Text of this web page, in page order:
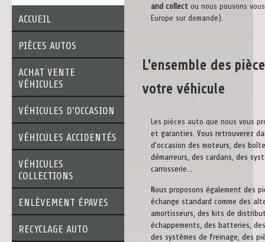
ACCUEIL
PIÈCES AUTOS
ACHAT VENTE
VÉHICULES
VÉHICULES D'OCCASION
VÉHICULES ACCIDENTÉS
VÉHICULES
COLLECTIONS
ENLÈVEMENT ÉPAVES
RECYCLAGE AUTO
and collect ou nous pouvons vous
Europe sur demande).
L'ensemble des
votre véhicule
Les pièces auto que nous vous
et garanties. Vous retrouverez
d’occasion des moteurs, des
démarreurs, des cardans, des
carrosserie…
Nous proposons également des
échange standard comme des
amortisseurs, des kits de
échappements, des batteries,
des systèmes de freinage, des